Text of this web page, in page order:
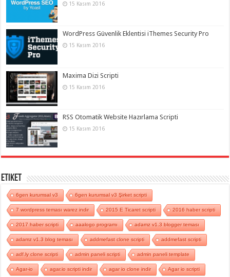
15 Kasım 2016
WordPress Güvenlik Eklentisi iThemes Security Pro
15 Kasım 2016
Maxima Dizi Scripti
15 Kasım 2016
RSS Otomatik Website Hazırlama Scripti
15 Kasım 2016
Etiket
6gen kurumsal v3 6gen kurumsal v3 Şirket scripti
7 wordpress teması warez indir 2015 E Ticaret scripti 2016 haber scripti
2017 haber scripti aaalogo programı adamz v1.3 blogger teması
adamz v1.3 blog teması addmefast clone scripti addmefast scripti
adf.ly clone scripti admin paneli scripti admin paneli template
Agar-io agar.io scripti indir agar io clone indir Agar io scripti